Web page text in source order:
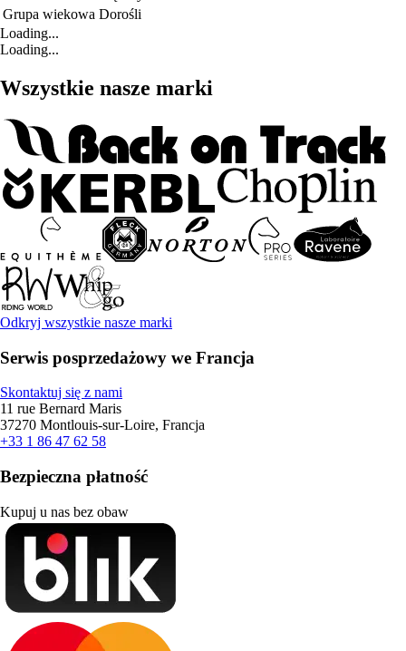
Grupa wiekowa Dorośli
Loading...
Loading...
Wszystkie nasze marki
Odkryj wszystkie nasze marki
Serwis posprzedażowy we Francja
Skontaktuj się z nami
11 rue Bernard Maris
37270 Montlouis-sur-Loire, Francja
+33 1 86 47 62 58
Bezpieczna płatność
Kupuj u nas bez obaw